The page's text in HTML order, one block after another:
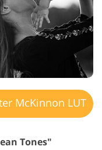
McKinnon LUT
Tones"